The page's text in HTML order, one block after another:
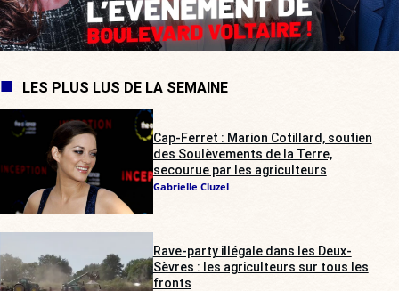
LES PLUS LUS DE LA SEMAINE
Cap-Ferret : Marion Cotillard, soutien
des Soulèvements de la Terre,
secourue par les agriculteurs
Gabrielle Cluzel
Rave-party illégale dans les Deux-
Sèvres : les agriculteurs sur tous les
fronts